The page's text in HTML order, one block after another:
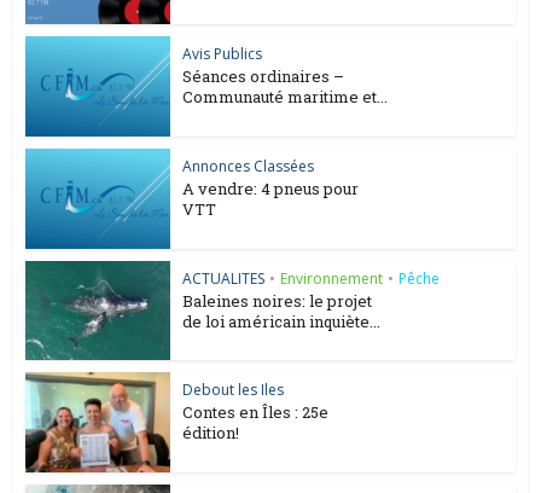
Avis Publics
Séances ordinaires –
Communauté maritime et...
Annonces Classées
A vendre: 4 pneus pour
VTT
ACTUALITES • Environnement • Pêche
Baleines noires: le projet
de loi américain inquiète...
Debout les Iles
Contes en Îles : 25e
édition!